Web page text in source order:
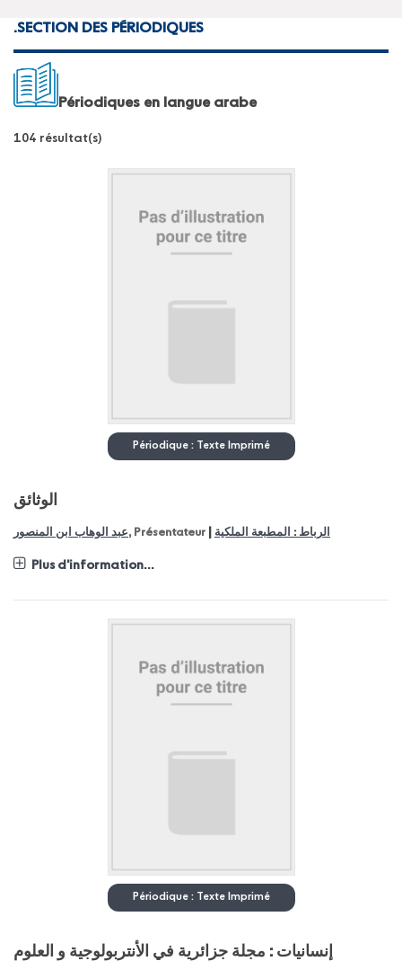
.SECTION DES PÉRIODIQUES
Périodiques en langue arabe
104 résultat(s)
Périodique : Texte Imprimé
الوثائق
عبد الوهاب ابن المنصور, Présentateur الرباط : المطبعة الملكية
Plus d'information...
Périodique : Texte Imprimé
إنسانيات : مجلة جزائرية في الأنتربولوجية و العلوم